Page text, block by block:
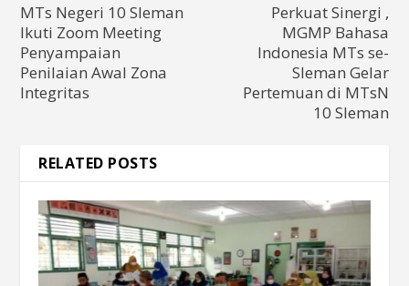
MTs Negeri 10 Sleman
Ikuti Zoom Meeting
Penyampaian
Penilaian Awal Zona
Integritas
Perkuat Sinergi ,
MGMP Bahasa
Indonesia MTs se-
Sleman Gelar
Pertemuan di MTsN
10 Sleman
RELATED POSTS